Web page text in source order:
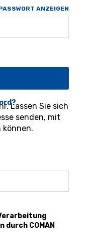
ANZEIGEN
Lassen Sie sich
senden, mit
können.
COMAN